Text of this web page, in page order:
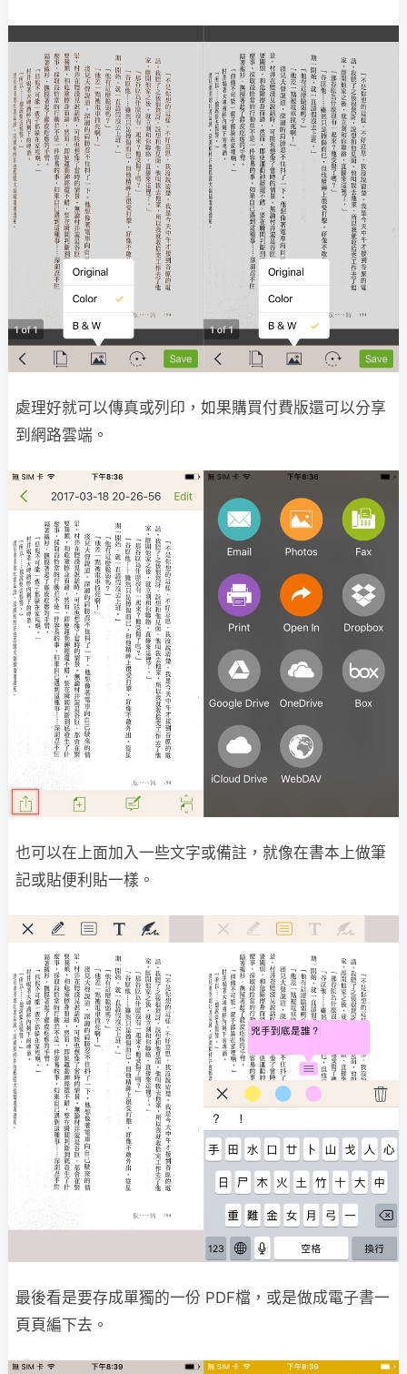
處理好就可以傳真或列印，如果購買付費版還可以分享
到網路雲端。
也可以在上面加入一些文字或備註，就像在書本上做筆
記或貼便利貼一樣。
最後看是要存成單獨的一份 PDF檔，或是做成電子書一
頁頁編下去。